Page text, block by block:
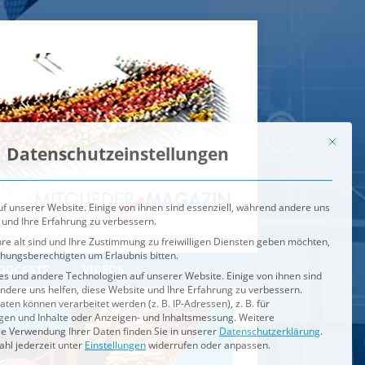
VIDEOS
IM BRENNPUNKT
unserer Website. Einige von ihnen sind essenziell, während andere uns
Ihre Erfahrung zu verbessern.
um Erlaubnis bitten.
und andere Technologien auf unserer Website. Einige von ihnen sind
uns helfen, diese Website und Ihre Erfahrung zu verbessern.
und Inhalte oder Anzeigen- und Inhaltsmessung. Weitere
Verwendung Ihrer Daten finden Sie in unserer
jederzeit unter
Einstellungen widerrufen oder anpassen.
Service-Gruppen, für die eine Einwilligung erteilt werden
Speichern
Alle akzeptieren